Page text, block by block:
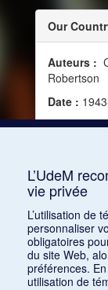
Our
Auteurs :
Robertson
Date :
Source :
L’UdeM
vie privée
L’utilisation de
personnaliser
obligatoires
du site Web,
préférences.
utilisation de